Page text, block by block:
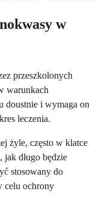
w
przeszkolonych
warunkach
doustnie i wymaga on
leczenia.
żyle, często w klatce
długo będzie
stosowany do
celu ochrony